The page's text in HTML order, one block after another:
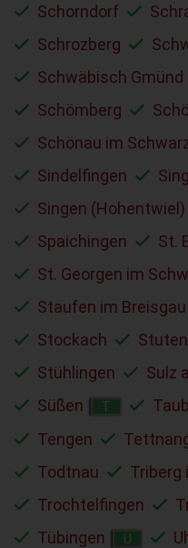
Schorndorf
Schrozberg
Schwäbisch Gmünd
Schömberg
Schönau im
Sindelfingen
Singen (Hohentwiel)
Spaichingen
St.
St. Georgen im
Staufen im Breisgau
Stockach
Stühlingen
Sulz
Süßen
T
Tengen
Todtnau
Triberg
Trochtelfingen
Tübingen
U